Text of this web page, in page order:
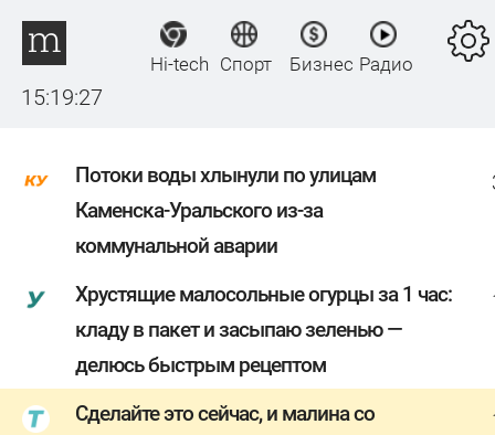
15:19:27
Hi-tech Спорт Бизнес Радио
Потоки воды хлынули по улицам
Каменска-Уральского из-за
коммунальной аварии
Хрустящие малосольные огурцы за 1 час:
кладу в пакет и засыпаю зеленью —
делюсь быстрым рецептом
Сделайте это сейчас, и малина со